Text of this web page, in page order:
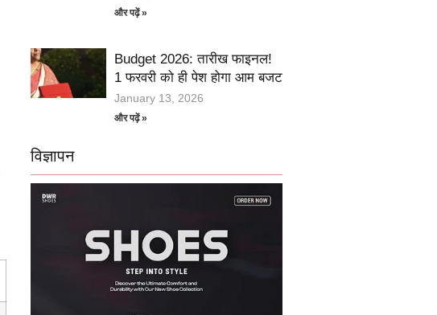
और पढ़ें »
Budget 2026: तारीख फाइनल!
1 फरवरी को ही पेश होगा आम बजट
January 13, 2026
और पढ़ें »
विज्ञापन